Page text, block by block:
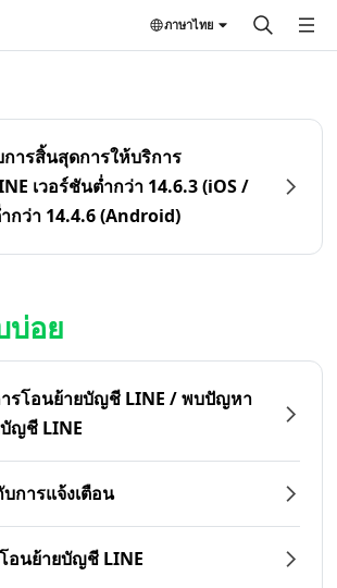
ภาษาไทย
ารสิ้นสุดการให้บริการ
เวอร์ชันต่ำกว่า 14.6.3 (iOS /
กว่า 14.4.6 (Android)
บ่อย
รโอนย้ายบัญชี LINE / พบปัญหา
ญชี LINE
การแจ้งเตือน
อนย้ายบัญชี LINE